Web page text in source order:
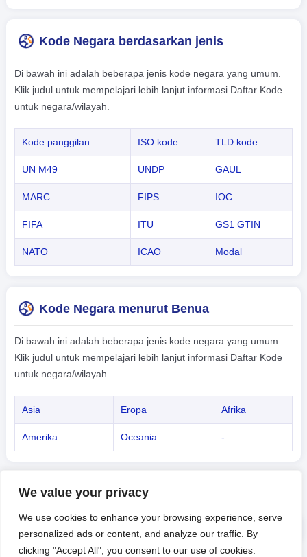
We value your privacy
We use cookies to enhance your browsing experience, serve
personalized ads or content, and analyze our traffic. By
clicking "Accept All", you consent to our use of cookies.
Kode Negara berdasarkan jenis
Di bawah ini adalah beberapa jenis kode negara yang umum.
Klik judul untuk mempelajari lebih lanjut informasi Daftar Kode
untuk negara/wilayah.
Kode panggilan ISO kode TLD kode
UN M49 UNDP GAUL
MARC FIPS IOC
FIFA ITU GS1 GTIN
NATO ICAO Modal
Kode Negara menurut Benua
Di bawah ini adalah beberapa jenis kode negara yang umum.
Klik judul untuk mempelajari lebih lanjut informasi Daftar Kode
untuk negara/wilayah.
Asia Eropa Afrika
Amerika Oceania -